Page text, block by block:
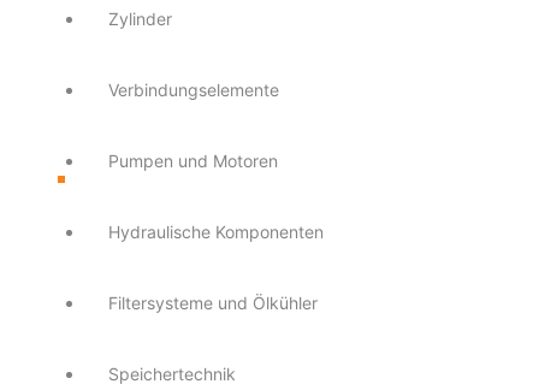
Zylinder
Verbindungselemente
Pumpen und Motoren
Hydraulische Komponenten
Filtersysteme und Ölkühler
Speichertechnik